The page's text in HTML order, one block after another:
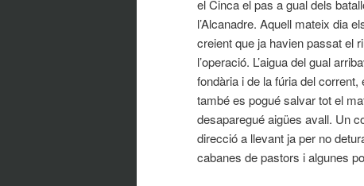
el Cinca el pas a gual dels
l’Alcanadre. Aquell mateix dia
creient que ja havien passat el
l’operació. L’aigua del gual
fondària i de la fúria del
també es pogué salvar tot el
desaparegué aigües avall. Un
direcció a llevant ja per no
cabanes de pastors i algunes